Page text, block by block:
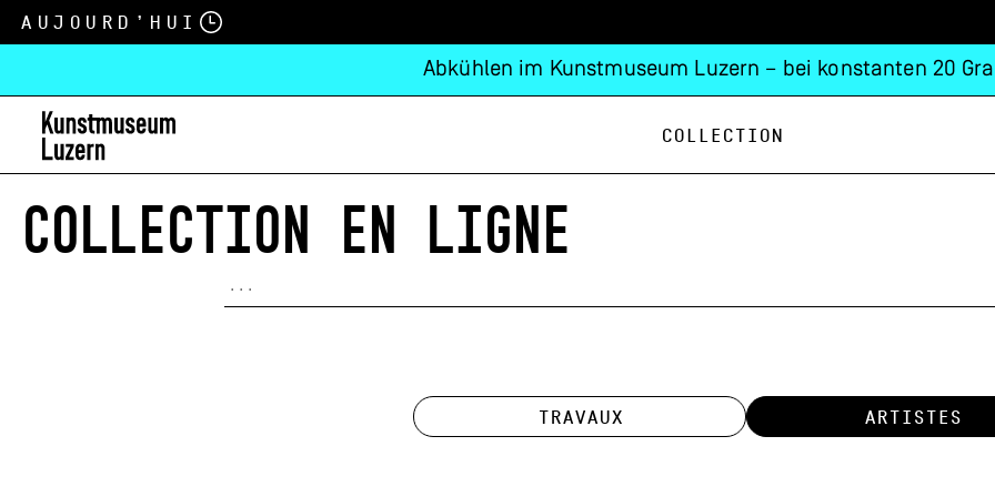
Aujourd’hui
Abkühlen im Kunstmuseum Luzern – bei konstanten 20
Collection
COLLECTION EN LIGNE
TRAVAUX ARTISTES